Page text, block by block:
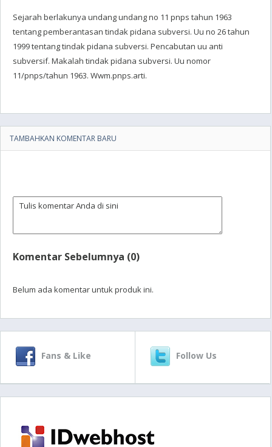
Sejarah berlakunya undang undang no 11 pnps tahun 1963
tentang pemberantasan tindak pidana subversi. Uu no 26 tahun
1999 tentang tindak pidana subversi. Pencabutan uu anti
subversif. Makalah tindak pidana subversi. Uu nomor
11/pnps/tahun 1963. Wwm.pnps.arti.
TAMBAHKAN KOMENTAR BARU
Komentar Sebelumnya (0)
Belum ada komentar untuk produk ini.
Fans & Like Follow Us